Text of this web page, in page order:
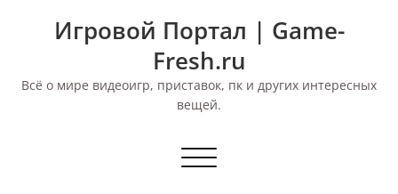
Игровой Портал | Game-
Fresh.ru
Всё о мире видеоигр, приставок, пк и других интересных
вещей.
Переключить